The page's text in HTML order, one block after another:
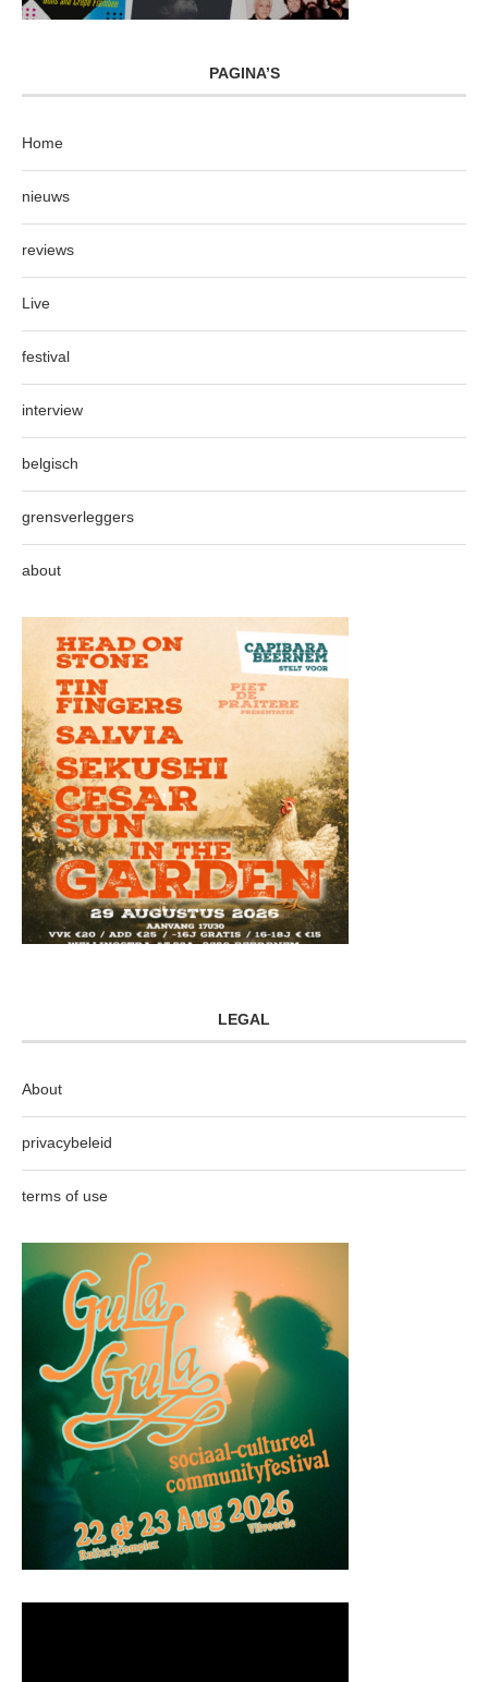
PAGINA’S
Home
nieuws
reviews
Live
festival
interview
belgisch
grensverleggers
about
LEGAL
About
privacybeleid
terms of use